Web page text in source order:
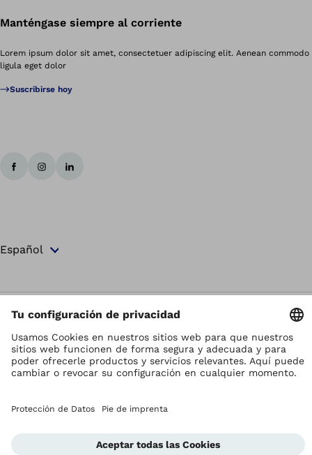
Manténgase siempre al corriente
Lorem ipsum dolor sit amet, consectetuer adipiscing elit. Aenean commodo
ligula eget dolor
Suscribirse hoy
Los derechos de autor son propiedad de Ottobock
Ajustes de la protección de datos
Términos y Condiciones
Privacy Notice